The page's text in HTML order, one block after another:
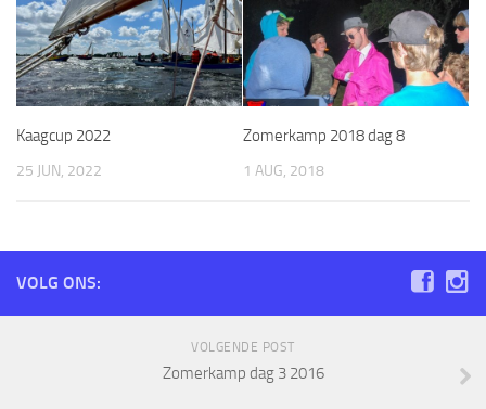
Kaagcup 2022
25 JUN, 2022
Zomerkamp 2018 dag 8
1 AUG, 2018
VOLG ONS:
VOLGENDE POST
Zomerkamp dag 3 2016